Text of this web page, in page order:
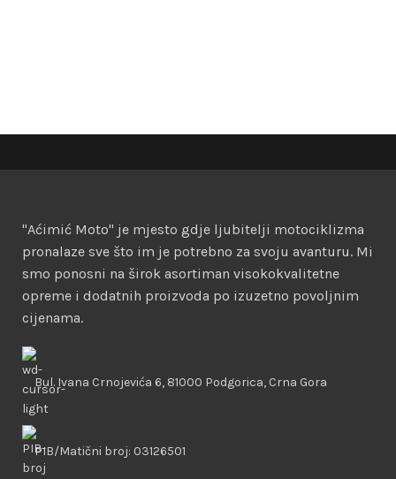
"Aćimić Moto" je mjesto gdje ljubitelji motociklizma
pronalaze sve što im je potrebno za svoju avanturu. Mi
smo ponosni na širok asortiman visokokvalitetne
opreme i dodatnih proizvoda po izuzetno povoljnim
cijenama.
Bul. Ivana Crnojevića 6, 81000 Podgorica, Crna Gora
PIB/Matični broj: 03126501